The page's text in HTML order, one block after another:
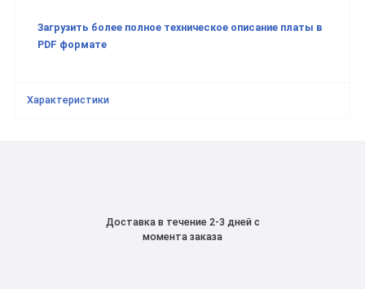
Загрузить более полное техническое описание платы в
PDF формате
Характеристики
Доставка в течение 2-3 дней с
момента заказа